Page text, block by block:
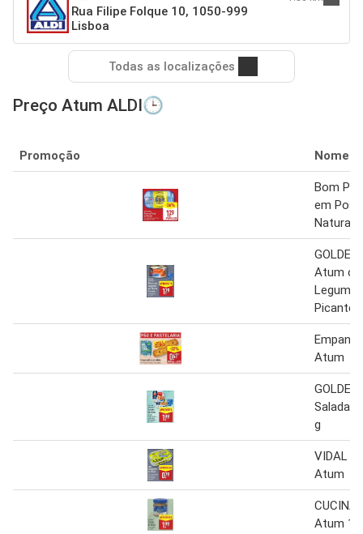
Rua Filipe Folque 10, 1050-999
Lisboa
Todas as localizações
Preço Atum ALDI🕒
Promoção Nome
Bom
em
Natural
GOLDEN
Atum
Picante
Atum
GOLDEN
Salada
g
VIDAL
Atum
CUCINA
Atum